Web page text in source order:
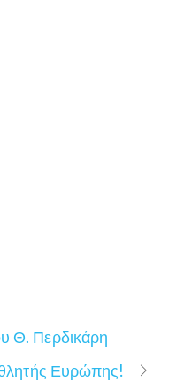
Θ. Περδικάρη
Ευρώπης!